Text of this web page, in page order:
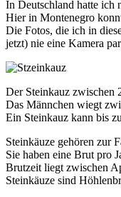
In Deutschland hatte ich
Hier in Montenegro
Die Fotos, die ich in
jetzt) nie eine Kamera
Der Steinkauz zwischen
Das Männchen wiegt
Ein Steinkauz kann bis
Steinkäuze gehören zur
Sie haben eine Brut pro
Brutzeit liegt zwischen
Steinkäuze sind